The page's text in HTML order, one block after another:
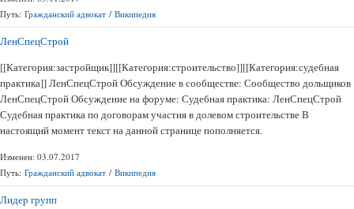
Путь: Гражданский адвокат / Википедия
ЛенСпецСтрой
[[Категория:застройщик]][[Категория:строительство]][[Категория:судебная
практика]] ЛенСпецСтрой Обсуждение в сообществе: Сообщество дольщиков
ЛенСпецСтрой Обсуждение на форуме: Судебная практика: ЛенСпецСтрой
Судебная практика по договорам участия в долевом строительстве В
настоящий момент текст на данной странице пополняется.
Изменен: 03.07.2017
Путь: Гражданский адвокат / Википедия
Лидер групп